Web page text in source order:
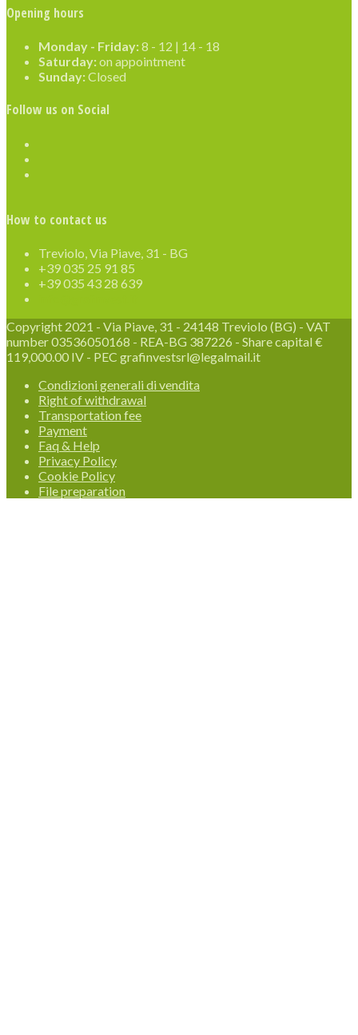
Opening hours
Monday - Friday:8 - 12 | 14 - 18
Saturday:on appointment
Sunday:Closed
Follow us on Social
How to contact us
Treviolo, Via Piave, 31 - BG
+39 035 25 91 85
+39 035 43 28 639
Copyright 2021 - Via Piave, 31 - 24148 Treviolo (BG) - VAT
number 03536050168 - REA-BG 387226 - Share capital €
119,000.00 IV - PEC grafinvestsrl@legalmail.it
Condizioni generali di vendita
Right of withdrawal
Transportation fee
Payment
Faq & Help
Privacy Policy
Cookie Policy
File preparation